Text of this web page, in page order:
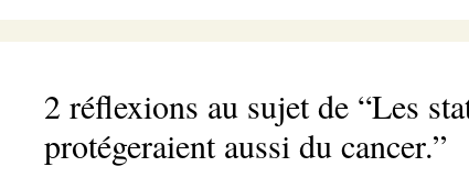
2 réflexions au sujet de “Les
protégeraient aussi du cancer.”